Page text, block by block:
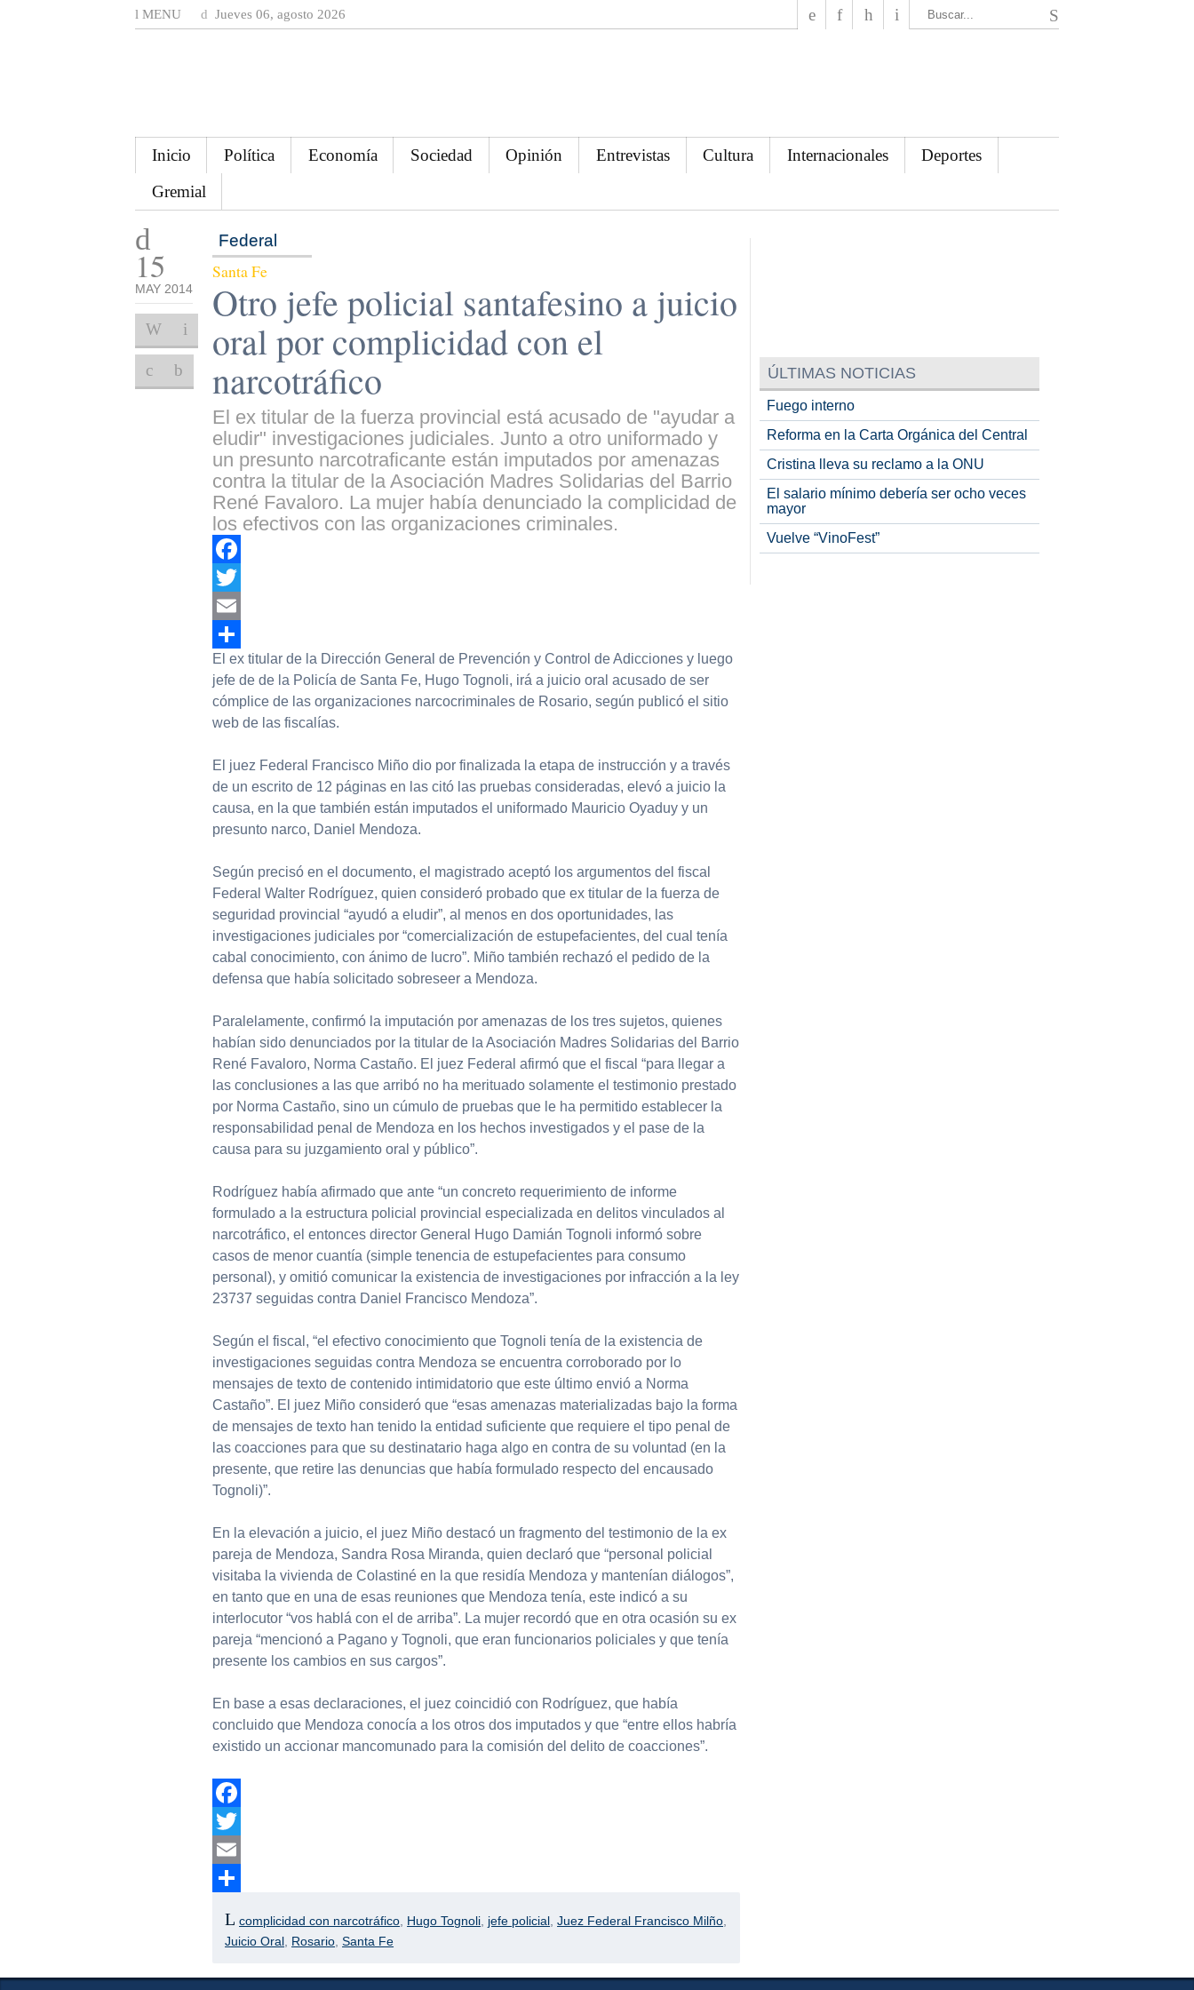
MENU Jueves 06, agosto 2026
Inicio Política Economía Sociedad Opinión Entrevistas Cultura Internacionales
Deportes
Gremial
15
MAY 2014
Federal
Santa Fe
Otro jefe policial santafesino a juicio
oral por complicidad con el
narcotráfico
El ex titular de la fuerza provincial está acusado de "ayudar a
eludir" investigaciones judiciales. Junto a otro uniformado y
un presunto narcotraficante están imputados por amenazas
contra la titular de la Asociación Madres Solidarias del Barrio
René Favaloro. La mujer había denunciado la complicidad de
los efectivos con las organizaciones criminales.
Facebook
Twitter
Email
Compartir
El ex titular de la Dirección General de Prevención y Control de Adicciones y luego
jefe de de la Policía de Santa Fe, Hugo Tognoli, irá a juicio oral acusado de ser
cómplice de las organizaciones narcocriminales de Rosario, según publicó el sitio
web de las fiscalías.
El juez Federal Francisco Miño dio por finalizada la etapa de instrucción y a través
de un escrito de 12 páginas en las citó las pruebas consideradas, elevó a juicio la
causa, en la que también están imputados el uniformado Mauricio Oyaduy y un
presunto narco, Daniel Mendoza.
Según precisó en el documento, el magistrado aceptó los argumentos del fiscal
Federal Walter Rodríguez, quien consideró probado que ex titular de la fuerza de
seguridad provincial “ayudó a eludir”, al menos en dos oportunidades, las
investigaciones judiciales por “comercialización de estupefacientes, del cual tenía
cabal conocimiento, con ánimo de lucro”. Miño también rechazó el pedido de la
defensa que había solicitado sobreseer a Mendoza.
Paralelamente, confirmó la imputación por amenazas de los tres sujetos, quienes
habían sido denunciados por la titular de la Asociación Madres Solidarias del Barrio
René Favaloro, Norma Castaño. El juez Federal afirmó que el fiscal “para llegar a
las conclusiones a las que arribó no ha merituado solamente el testimonio prestado
por Norma Castaño, sino un cúmulo de pruebas que le ha permitido establecer la
responsabilidad penal de Mendoza en los hechos investigados y el pase de la
causa para su juzgamiento oral y público”.
Rodríguez había afirmado que ante “un concreto requerimiento de informe
formulado a la estructura policial provincial especializada en delitos vinculados al
narcotráfico, el entonces director General Hugo Damián Tognoli informó sobre
casos de menor cuantía (simple tenencia de estupefacientes para consumo
personal), y omitió comunicar la existencia de investigaciones por infracción a la ley
23737 seguidas contra Daniel Francisco Mendoza”.
Según el fiscal, “el efectivo conocimiento que Tognoli tenía de la existencia de
investigaciones seguidas contra Mendoza se encuentra corroborado por lo
mensajes de texto de contenido intimidatorio que este último envió a Norma
Castaño”. El juez Miño consideró que “esas amenazas materializadas bajo la forma
de mensajes de texto han tenido la entidad suficiente que requiere el tipo penal de
las coacciones para que su destinatario haga algo en contra de su voluntad (en la
presente, que retire las denuncias que había formulado respecto del encausado
Tognoli)”.
En la elevación a juicio, el juez Miño destacó un fragmento del testimonio de la ex
pareja de Mendoza, Sandra Rosa Miranda, quien declaró que “personal policial
visitaba la vivienda de Colastiné en la que residía Mendoza y mantenían diálogos”,
en tanto que en una de esas reuniones que Mendoza tenía, este indicó a su
interlocutor “vos hablá con el de arriba”. La mujer recordó que en otra ocasión su ex
pareja “mencionó a Pagano y Tognoli, que eran funcionarios policiales y que tenía
presente los cambios en sus cargos”.
En base a esas declaraciones, el juez coincidió con Rodríguez, que había
concluido que Mendoza conocía a los otros dos imputados y que “entre ellos habría
existido un accionar mancomunado para la comisión del delito de coacciones”.
Facebook
Twitter
Email
complicidad con narcotráfico Hugo Tognoli jefe policial ,Juez Federal Francisco Milño
Juicio Oral Rosario ,Santa Fe
ÚLTIMAS NOTICIAS
Fuego interno
Reforma en la Carta Orgánica del Central
Cristina lleva su reclamo a la ONU
El salario mínimo debería ser ocho veces
mayor
Vuelve “VinoFest”